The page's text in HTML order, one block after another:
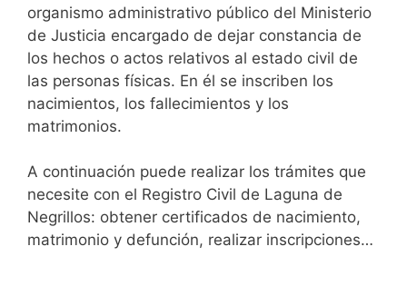
organismo administrativo público del Ministerio
de Justicia encargado de dejar constancia de
los hechos o actos relativos al estado civil de
las personas físicas. En él se inscriben los
nacimientos, los fallecimientos y los
matrimonios.
A continuación puede realizar los trámites que
necesite con el Registro Civil de Laguna de
Negrillos: obtener certificados de nacimiento,
matrimonio y defunción, realizar inscripciones…